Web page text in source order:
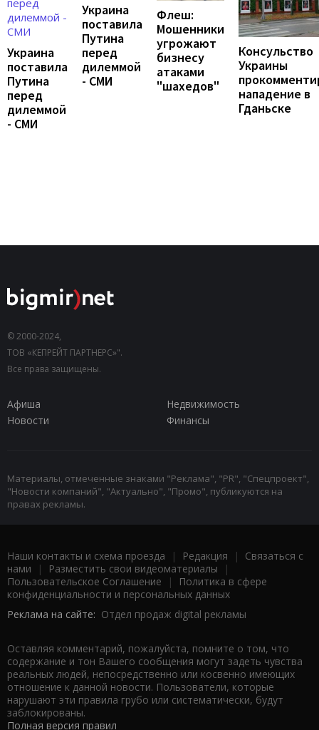
Украина
поставила
Путина
перед
дилеммой
- СМИ
Украина
поставила
Путина
перед
дилеммой
- СМИ
Флеш:
Мошенники
угрожают
бизнесу
атаками
"шахедов"
Консульство
Украины
нападение в
Гданьске
© 2000-2024,
ТОВ «КЕПРЕЙТ ПАРТНЕРС»".
Все права защищены.
Афиша
Недвижимость
Новости
Финансы
Материалы, отмеченные знаками "Реклама", "PR", "Спецпроект",
"Новости компаний", "Актуально", "Промо", публикуются на
правах рекламы.
Наши контакты и схема проезда | Редакция | Связаться с
нами | Разместить свои видеоматериалы |
Пользовательское Соглашение |
Политика в сфере
конфиденциальности и персональных данных
Реклама на сайте: Отдел продаж digital рекламы
Оставляя комментарий, пожалуйста, помните о том, что
содержание и тон Вашего сообщения могут задеть чувства
реальных людей, непосредственно или косвенно имеющих
отношение к данной новости. Пользователи, которые
нарушают эти правила грубо или систематически, будут
заблокированы.
Полная версия правил